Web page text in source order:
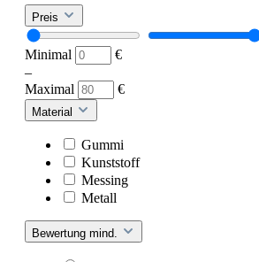
Preis
Minimal
€
–
Maximal
€
Material
Gummi
Kunststoff
Messing
Metall
Bewertung mind.